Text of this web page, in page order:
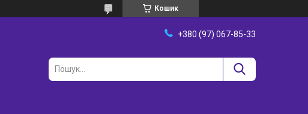
Кошик
+380 (97) 067-85-33